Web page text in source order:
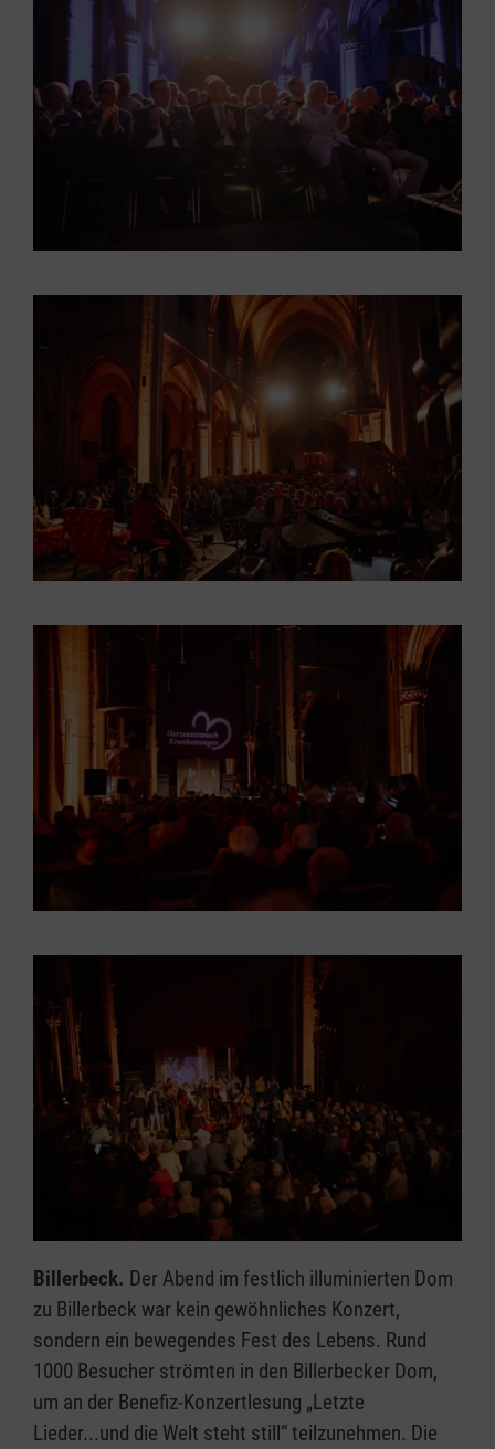
Billerbeck. Der Abend im festlich illuminierten Dom
zu Billerbeck war kein gewöhnliches Konzert,
sondern ein bewegendes Fest des Lebens. Rund
1000 Besucher strömten in den Billerbecker Dom,
um an der Benefiz-Konzertlesung „Letzte
Lieder...und die Welt steht still“ teilzunehmen. Die